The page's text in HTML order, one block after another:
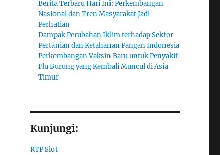
Berita Terbaru Hari Ini: Perkembangan
Nasional dan Tren Masyarakat Jadi
Perhatian
Dampak Perubahan Iklim terhadap Sektor
Pertanian dan Ketahanan Pangan Indonesia
Perkembangan Vaksin Baru untuk Penyakit
Flu Burung yang Kembali Muncul di Asia
Timur
Kunjungi:
RTP Slot